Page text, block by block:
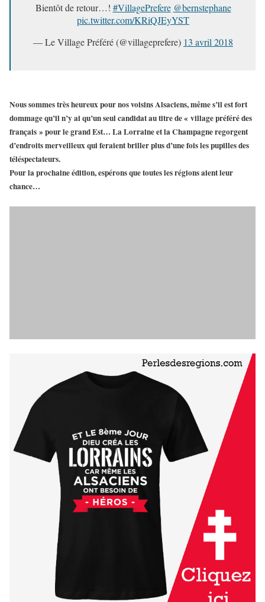
Bientôt de retour…! #VillagePrefere @bernstephane
pic.twitter.com/KRiQJEyYST
— Le Village Préféré (@villageprefere) 13 avril 2018
Nous sommes très heureux pour nos voisins Alsaciens, même s’il est fort
dommage qu’il n’y ai qu’un seul candidat au titre de « village préféré des
français » pour le grand Est… La Lorraineet la Champagne regorgent
d’endroits merveilleux qui feraient briller plus d’une fois les pupilles des
téléspectateurs.
Pour la prochaine édition, espérons que toutes les régions aient leur
chance…